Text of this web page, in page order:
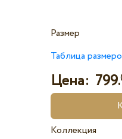
Размер
Таблица
Цена: 799.
Коллекция